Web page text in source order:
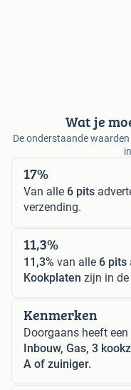
Wat je
De onderstaande
17%
Van alle 6 pits
verzending.
11,3%
11,3% van alle 6 pits
Kookplaten zijn in
Kenmerken
Doorgaans heeft een
Inbouw, Gas, 3
A of zuiniger.